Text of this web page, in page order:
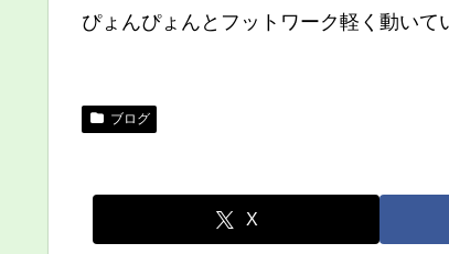
ぴょんぴょんとフットワーク軽く動いて
ブログ
X